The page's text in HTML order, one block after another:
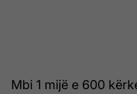
Mbi 1 mijë e 600